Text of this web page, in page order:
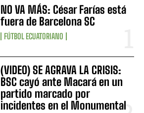
NO VA MÁS: César Farías está
fuera de Barcelona SC
FÚTBOL ECUATORIANO
(VIDEO) SE AGRAVA LA CRISIS:
BSC cayó ante Macará en un
partido marcado por
incidentes en el Monumental